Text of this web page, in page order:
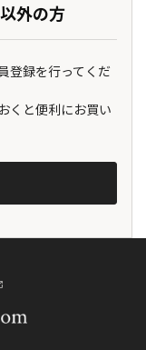
外の方
登録を行ってくだ
くと便利にお買い